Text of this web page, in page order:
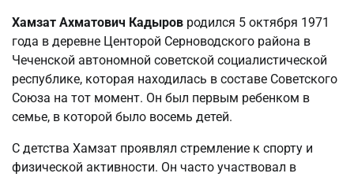
Хамзат Ахматович Кадыров родился 5 октября 1971
года в деревне Центорой Серноводского района в
Чеченской автономной советской социалистической
республике, которая находилась в составе Советского
Союза на тот момент. Он был первым ребенком в
семье, в которой было восемь детей.
С детства Хамзат проявлял стремление к спорту и
физической активности. Он часто участвовал в